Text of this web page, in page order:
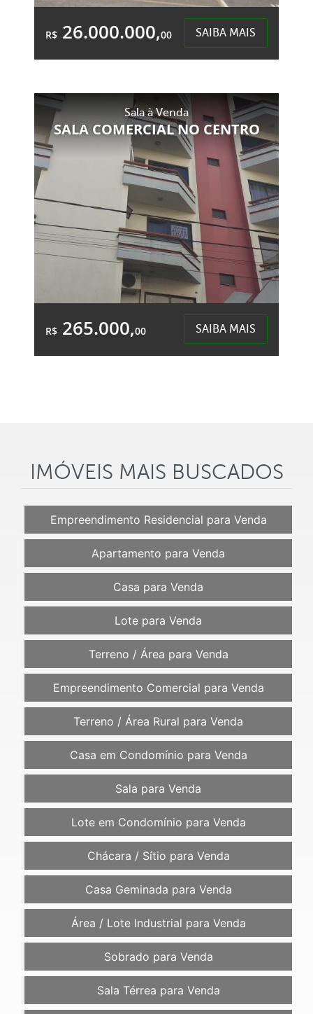
R$ 26.000.000,00 SAIBA MAIS
3.540,00m²
Privativa:
3.540,00m²
Centro - Chapecó
Sala à Venda
SALA COMERCIAL NO CENTRO
R$ 265.000,00 SAIBA MAIS
IMÓVEIS MAIS BUSCADOS
Empreendimento Residencial para Venda
Apartamento para Venda
Casa para Venda
Lote para Venda
Terreno / Área para Venda
Empreendimento Comercial para Venda
Terreno / Área Rural para Venda
Casa em Condomínio para Venda
Sala para Venda
Lote em Condomínio para Venda
Chácara / Sítio para Venda
Casa Geminada para Venda
Área / Lote Industrial para Venda
Sobrado para Venda
Sala Térrea para Venda